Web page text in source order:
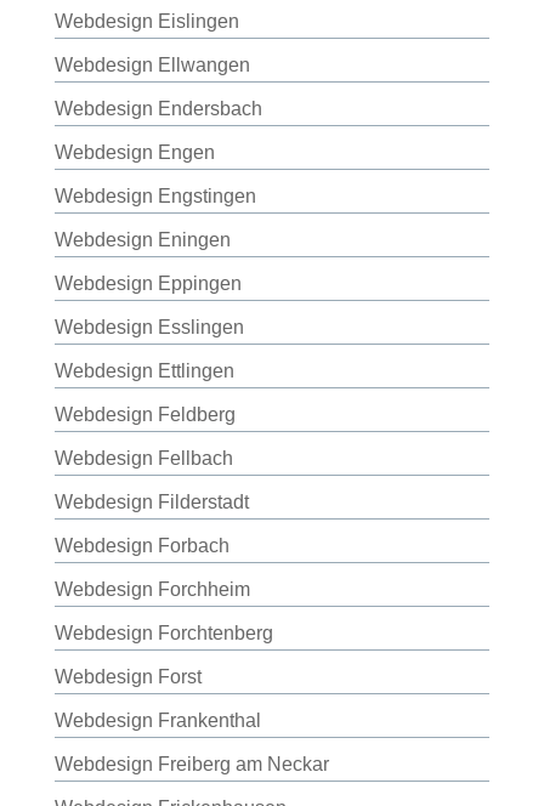
Webdesign Eislingen
Webdesign Ellwangen
Webdesign Endersbach
Webdesign Engen
Webdesign Engstingen
Webdesign Eningen
Webdesign Eppingen
Webdesign Esslingen
Webdesign Ettlingen
Webdesign Feldberg
Webdesign Fellbach
Webdesign Filderstadt
Webdesign Forbach
Webdesign Forchheim
Webdesign Forchtenberg
Webdesign Forst
Webdesign Frankenthal
Webdesign Freiberg am Neckar